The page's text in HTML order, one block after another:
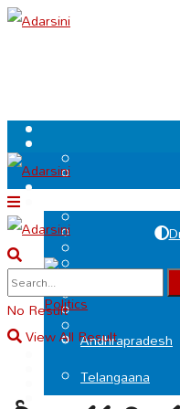
.
Politics
Andhrapradesh
Telangaana
No Result
View All Result